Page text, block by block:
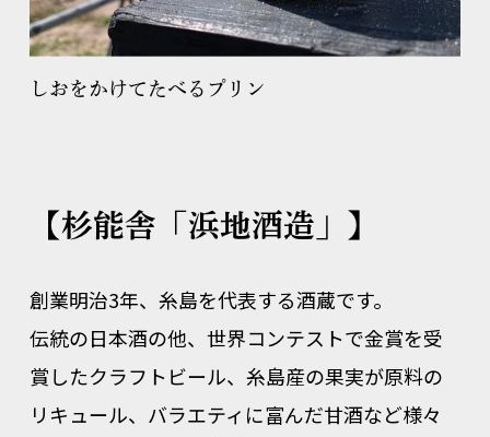
しおをかけてたべるプリン
【杉能舎「浜地酒造」】
創業明治3年、糸島を代表する酒蔵です。
伝統の日本酒の他、世界コンテストで金賞を受
賞したクラフトビール、糸島産の果実が原料の
リキュール、バラエティに富んだ甘酒など様々